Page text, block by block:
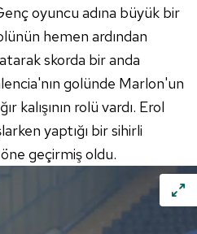
oyuncu adına büyük bir
hemen ardından
skorda bir anda
golünde Marlon'un
kalışının rolü vardı. Erol
yaptığı bir sihirli
geçirmiş oldu.